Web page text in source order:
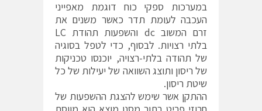
במערכות ספקי כוח דוגמת מאפייני
העכבה לעומת תדר כאשר משנים את
זרם המשוב dc והשפעות תהודת LC
בלתי רצויות. לבסוף, כדי לטפל בסוגיה
של תהודה בלתי-רצויה, יוכנסו טכניקות
של ריסון ותוצג השוואה של יעילות של כל
שיטת ריסון.
ההתקן אשר שימש להצגת ההשפעות של